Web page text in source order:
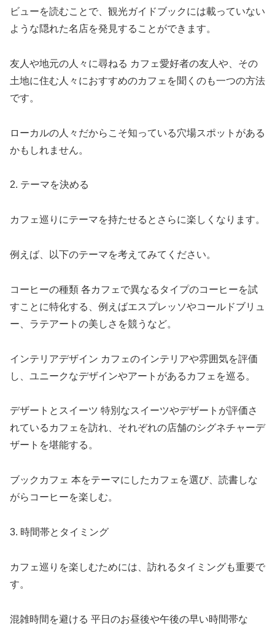
ビューを読むことで、観光ガイドブックには載っていない
ような隠れた名店を発見することができます。
友人や地元の人々に尋ねる カフェ愛好者の友人や、その
土地に住む人々におすすめのカフェを聞くのも一つの方法
です。
ローカルの人々だからこそ知っている穴場スポットがある
かもしれません。
2. テーマを決める
カフェ巡りにテーマを持たせるとさらに楽しくなります。
例えば、以下のテーマを考えてみてください。
コーヒーの種類 各カフェで異なるタイプのコーヒーを試
すことに特化する、例えばエスプレッソやコールドブリュ
ー、ラテアートの美しさを競うなど。
インテリアデザイン カフェのインテリアや雰囲気を評価
し、ユニークなデザインやアートがあるカフェを巡る。
デザートとスイーツ 特別なスイーツやデザートが評価さ
れているカフェを訪れ、それぞれの店舗のシグネチャーデ
ザートを堪能する。
ブックカフェ 本をテーマにしたカフェを選び、読書しな
がらコーヒーを楽しむ。
3. 時間帯とタイミング
カフェ巡りを楽しむためには、訪れるタイミングも重要で
す。
混雑時間を避ける 平日のお昼後や午後の早い時間帯な